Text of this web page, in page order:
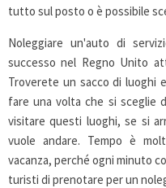
tutto sul posto o è possibile
Noleggiare un'auto di
successo nel Regno Unito
Troverete un sacco di luoghi
fare una volta che si sceglie
visitare questi luoghi, se si
vuole andare. Tempo è
vacanza, perché ogni minuto
turisti di prenotare per un